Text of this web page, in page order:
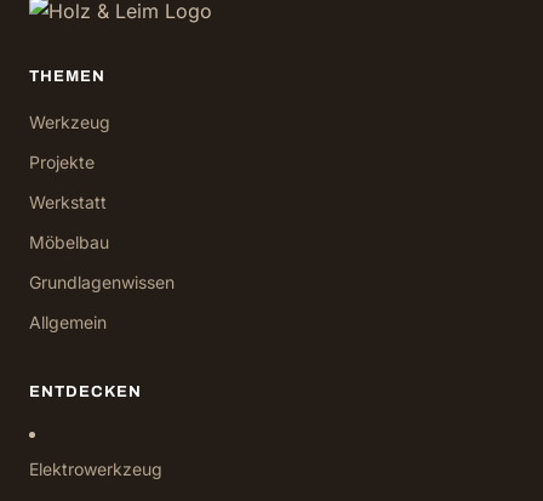
THEMEN
Werkzeug
Projekte
Werkstatt
Möbelbau
Grundlagenwissen
Allgemein
ENTDECKEN
Elektrowerkzeug